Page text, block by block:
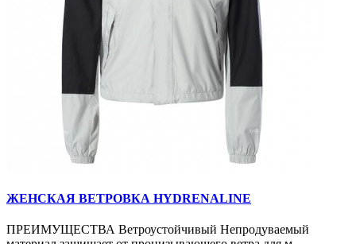
ЖЕНСКАЯ ВЕТРОВКА HYDRENALINE
ПРЕИМУЩЕСТВА Ветроустойчивый Непродуваемый